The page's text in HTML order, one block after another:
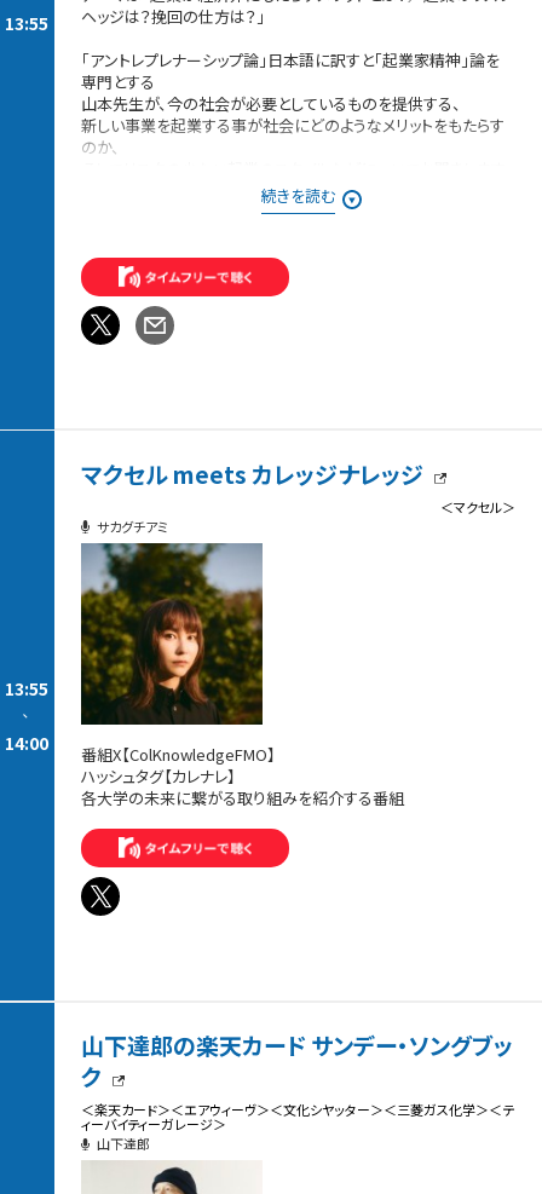
13:55
ヘッジは？挽回の仕方は？」
「アントレプレナーシップ論」日本語に訳すと「起業家精神」論を
専門とする
山本先生が、今の社会が必要としているものを提供する、
新しい事業を起業する事が社会にどのようなメリットをもたらす
のか、
日常の向こう側にある「誰も気づいていない問い」「まだ名のな
「次の時代を作る種」を探求していく「日曜大学 supported by 日
本大学」
様々な視点を持つ専門家と、パーソナリティである
ダウ90000 蓮見翔さんが、知の楽しさをラジオという
続きを読む
13:55
-
14:00
マクセル meets カレッジナレッジ
＜マクセル＞
サカグチアミ
番組X【ColKnowledgeFMO】
ハッシュタグ【カレナレ】
各大学の未来に繋がる取り組みを紹介する番組
山下達郎の楽天カード サンデー・ソングブッ
ク
＜楽天カード＞＜エアウィーヴ＞＜文化シヤッター＞＜三菱ガス化学＞＜テ
ィーバイティーガレージ＞
山下達郎